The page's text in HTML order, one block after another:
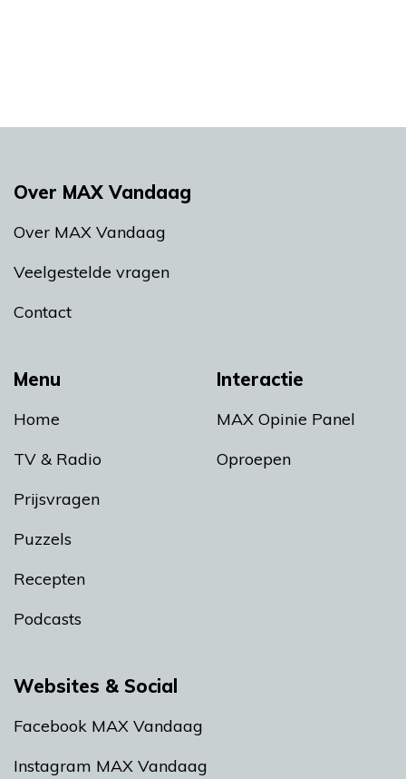
Menu
Home
TV & Radio
Prijsvragen
Puzzels
Recepten
Podcasts
Interactie
MAX Opinie Panel
Oproepen
Over MAX Vandaag
Over MAX Vandaag
Veelgestelde vragen
Contact
Websites & Social
Facebook MAX Vandaag
Instagram MAX Vandaag